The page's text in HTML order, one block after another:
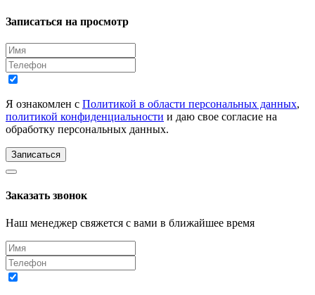
Записаться на просмотр
Я ознакомлен с Политикой в области персональных данных,
политикой конфиденциальности и даю свое согласие на
обработку персональных данных.
Записаться
Заказать звонок
Наш менеджер свяжется с вами в ближайшее время